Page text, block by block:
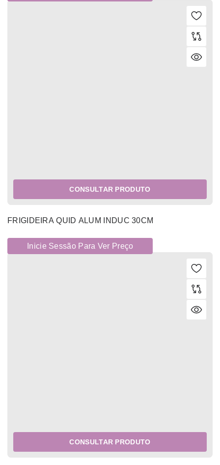
CONSULTAR PRODUTO
FRIGIDEIRA QUID ALUM INDUC 30CM
Inicie Sessão Para Ver Preço
CONSULTAR PRODUTO